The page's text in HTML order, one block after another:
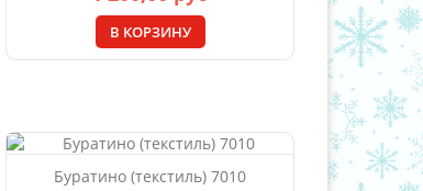
В КОРЗИНУ
Буратино (текстиль) 7010